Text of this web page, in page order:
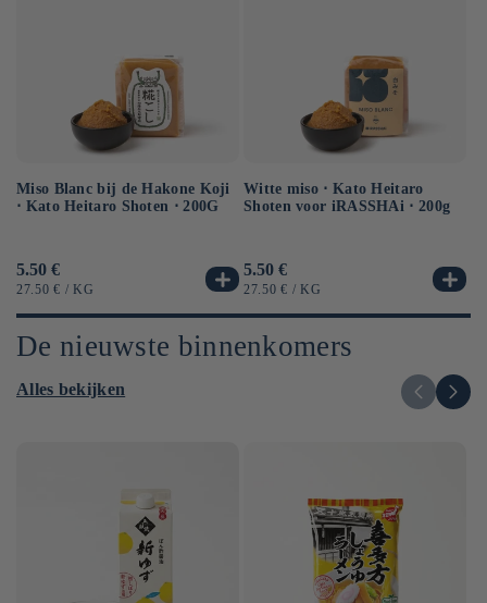
Miso Blanc bij de Hakone Koji
⋅ Kato Heitaro Shoten ⋅ 200G
Normale
prijs
5.50 €
EENHEIDSPRIJS
27.50 € / PER
KG
Witte miso ⋅ Kato Heitaro
Shoten voor iRASSHAi ⋅ 200g
Normale
prijs
5.50 €
EENHEIDSPRIJS
27.50 € / PER
KG
De nieuwste binnenkomers
Alles bekijken